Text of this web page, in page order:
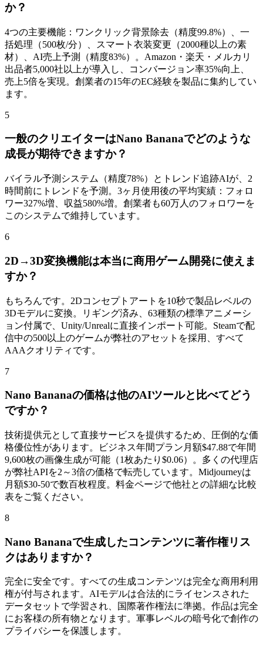
か？
4つの主要機能：ワンクリック背景除去（精度99.8%）、一
括処理（500枚/分）、スマート衣装変更（2000種以上の素
材）、AI売上予測（精度83%）。Amazon・楽天・メルカリ
出品者5,000社以上が導入し、コンバージョン率35%向上、
売上5倍を実現。創業者の15年のEC経験を製品に集約してい
ます。
5
一般のクリエイターはNano Bananaでどのような
成長が期待できますか？
バイラル予測システム（精度78%）とトレンド追跡AIが、2
時間前にトレンドを予測。3ヶ月使用後の平均実績：フォロ
ワー327%増、収益580%増。創業者も60万人のフォロワーを
このシステムで維持しています。
6
2D→3D変換機能は本当に商用ゲーム開発に使えま
すか？
もちろんです。2Dコンセプトアートを10秒で製品レベルの
3Dモデルに変換。リギング済み、63種類の標準アニメーシ
ョン付属で、Unity/Unrealに直接インポート可能。Steamで配
信中の500以上のゲームが弊社のアセットを採用、すべて
AAAクオリティです。
7
Nano Bananaの価格は他のAIツールと比べてどう
ですか？
技術提供元として直接サービスを提供するため、圧倒的な価
格優位性があります。ビジネス年間プラン月額$47.88で年間
9,600枚の画像生成が可能（1枚あたり$0.06）。多くの代理店
が弊社APIを2～3倍の価格で転売しています。Midjourneyは
月額$30-50で数百枚程度。料金ページで他社との詳細な比較
表をご覧ください。
8
Nano Bananaで生成したコンテンツに著作権リス
クはありますか？
完全に安全です。すべての生成コンテンツは完全な商用利用
権が付与されます。AIモデルは合法的にライセンスされた
データセットで学習され、国際著作権法に準拠。作品は完全
にお客様の所有物となります。軍事レベルの暗号化で創作の
プライバシーを保護します。